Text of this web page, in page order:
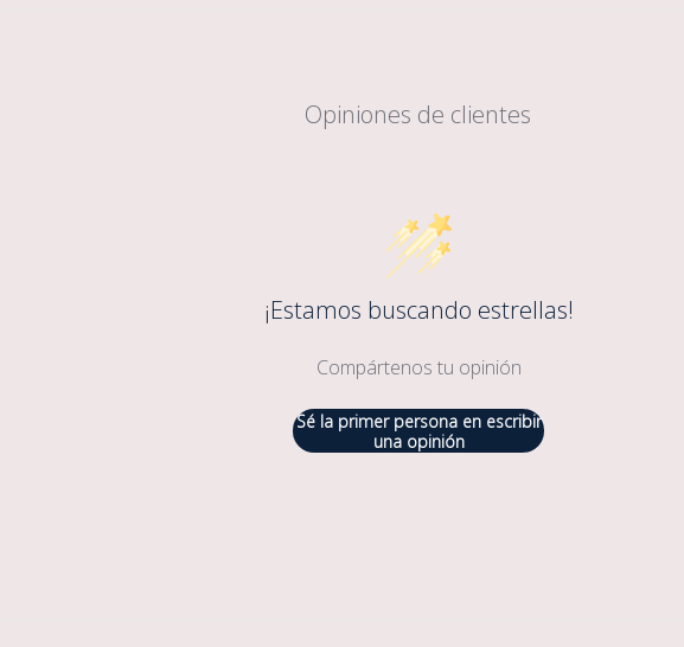
Opiniones de clientes
¡Estamos buscando estrellas!
Compártenos tu opinión
Sé la primer persona en escribir
una opinión